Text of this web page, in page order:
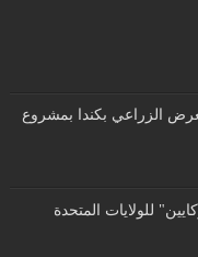
الزراعي بكندا بمشروع
للولايات المتحدة